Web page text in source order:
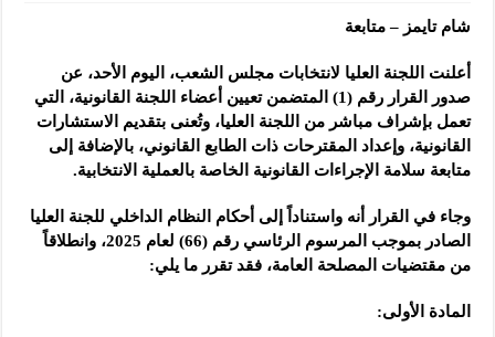
شام تايمز – متابعة
أعلنت اللجنة العليا لانتخابات مجلس الشعب، اليوم الأحد، عن
صدور القرار رقم (1) المتضمن تعيين أعضاء اللجنة القانونية، التي
تعمل بإشراف مباشر من اللجنة العليا، وتُعنى بتقديم الاستشارات
القانونية، وإعداد المقترحات ذات الطابع القانوني، بالإضافة إلى
متابعة سلامة الإجراءات القانونية الخاصة بالعملية الانتخابية.
وجاء في القرار أنه واستناداً إلى أحكام النظام الداخلي للجنة العليا
الصادر بموجب المرسوم الرئاسي رقم (66) لعام 2025، وانطلاقاً
من مقتضيات المصلحة العامة، فقد تقرر ما يلي:
المادة الأولى: